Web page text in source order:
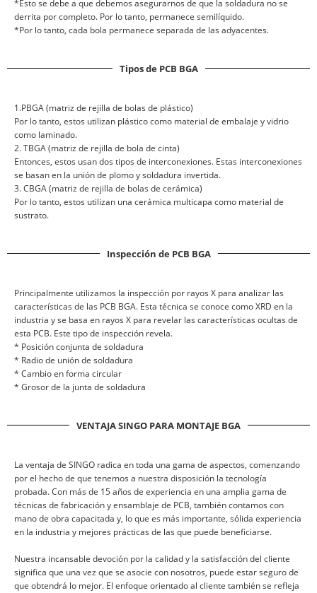
*Esto se debe a que debemos asegurarnos de que la soldadura no se
derrita por completo. Por lo tanto, permanece semilíquido.
*Por lo tanto, cada bola permanece separada de las adyacentes.
Tipos de PCB BGA
1.PBGA (matriz de rejilla de bolas de plástico)
Por lo tanto, estos utilizan plástico como material de embalaje y vidrio
como laminado.
2. TBGA (matriz de rejilla de bola de cinta)
Entonces, estos usan dos tipos de interconexiones. Estas interconexiones
se basan en la unión de plomo y soldadura invertida.
3. CBGA (matriz de rejilla de bolas de cerámica)
Por lo tanto, estos utilizan una cerámica multicapa como material de
sustrato.
Inspección de PCB BGA
Principalmente utilizamos la inspección por rayos X para analizar las
características de las PCB BGA. Esta técnica se conoce como XRD en la
industria y se basa en rayos X para revelar las características ocultas de
esta PCB. Este tipo de inspección revela.
* Posición conjunta de soldadura
* Radio de unión de soldadura
* Cambio en forma circular
* Grosor de la junta de soldadura
VENTAJA SINGO PARA MONTAJE BGA
La ventaja de SINGO radica en toda una gama de aspectos, comenzando
por el hecho de que tenemos a nuestra disposición la tecnología
probada. Con más de 15 años de experiencia en una amplia gama de
técnicas de fabricación y ensamblaje de PCB, también contamos con
mano de obra capacitada y, lo que es más importante, sólida experiencia
en la industria y mejores prácticas de las que puede beneficiarse.
Nuestra incansable devoción por la calidad y la satisfacción del cliente
significa que una vez que se asocie con nosotros, puede estar seguro de
que obtendrá lo mejor. El enfoque orientado al cliente también se refleja